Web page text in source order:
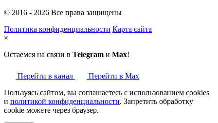
© 2016 - 2026 Все права защищены
Политика конфиденциальности Карта сайта
×
Остаемся на связи в Telegram и Max!
Перейти в канал
Перейти в Max
Пользуясь сайтом, вы соглашаетесь с использованием cookies
и политикой конфиденциальности. Запретить обработку
cookie можете через браузер.